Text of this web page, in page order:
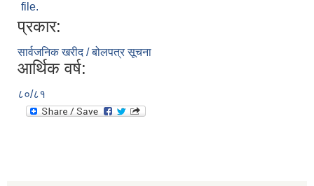
file.
प्रकार:
सार्वजनिक खरीद / बोलपत्र सूचना
आर्थिक वर्ष:
८०/८१